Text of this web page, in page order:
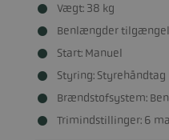
Vægt: 38 kg
Benlængder
Start: Manuel
Styring: Styrehåndtag
Brændstofsystem:
Trimindstillinger: 6